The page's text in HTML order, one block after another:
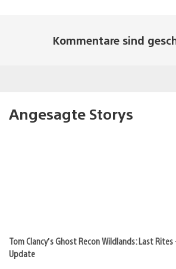
Kommentare sind
Angesagte Storys
Tom Clancy’s Ghost Recon Wildlands: Last
Update